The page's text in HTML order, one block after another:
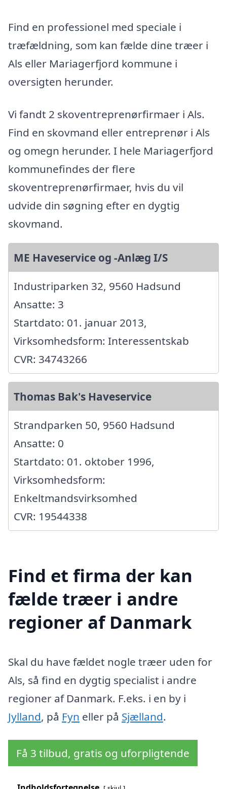
Find en professionel med speciale i
træfældning, som kan fælde dine træer i
Als eller Mariagerfjord kommune i
oversigten herunder.
Vi fandt 2 skoventreprenørfirmaer i Als.
Find en skovmand eller entreprenør i Als
og omegn herunder. I hele Mariagerfjord
kommunefindes der flere
skoventreprenørfirmaer, hvis du vil
udvide din søgning efter en dygtig
skovmand.
ME Haveservice og -Anlæg I/S
Industriparken 32, 9560 Hadsund
Ansatte: 3
Startdato: 01. januar 2013,
Virksomhedsform: Interessentskab
CVR: 34743266
Thomas Bak's Haveservice
Strandparken 50, 9560 Hadsund
Ansatte: 0
Startdato: 01. oktober 1996,
Virksomhedsform:
Enkeltmandsvirksomhed
CVR: 19544338
Find et firma der kan
fælde træer i andre
regioner af Danmark
Skal du have fældet nogle træer uden for
Als, så find en dygtig specialist i andre
regioner af Danmark. F.eks. i en by i
Jylland, på Fyn eller på Sjælland.
Få 3 tilbud, gratis og uforpligtende